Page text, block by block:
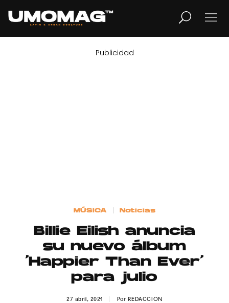
LIFESTYLE
Contacto
Aviso Legal
Publicidad
MÚSICA Noticias
Billie Eilish anuncia
su nuevo álbum
‘Happier Than Ever’
para julio
27 abril, 2021 Por REDACCION